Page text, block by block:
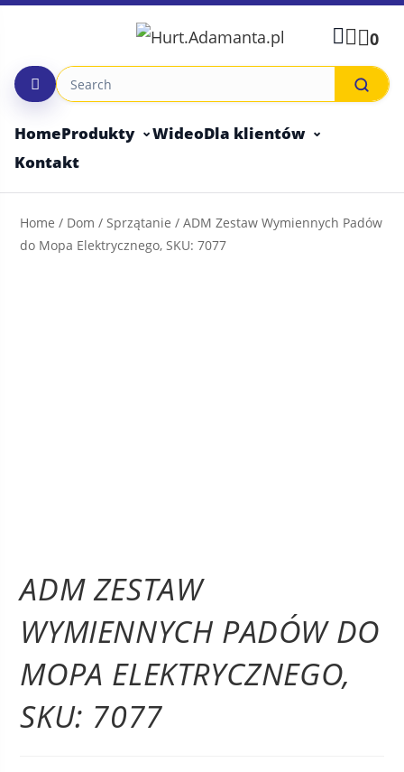
Skip
0
HomeProdukty WideoDla klientów
Kontakt
Home / Dom /Sprzątanie / ADM Zestaw Wymiennych Padów
do Mopa Elektrycznego, SKU: 7077
ADM ZESTAW
WYMIENNYCH PADÓW DO
MOPA ELEKTRYCZNEGO,
SKU: 7077